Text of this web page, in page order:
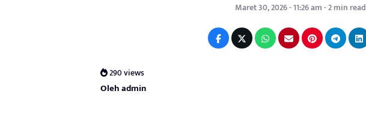
Maret 30, 2026 - 11:26 am - 2 min read
290 views
Oleh admin